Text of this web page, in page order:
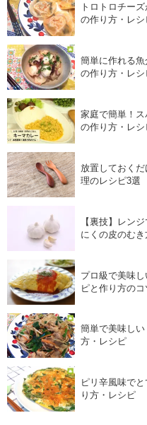
トロトロチー
の作り方・レシ
簡単に作れる
の作り方・レシ
家庭で簡単！
の作り方・レシ
放置しておく
理のレシピ3選
【裏技】レン
にくの皮のむき
プロ級で美味
ピと作り方のコ
簡単で美味し
方・レシピ
ピリ辛風味で
り方・レシピ